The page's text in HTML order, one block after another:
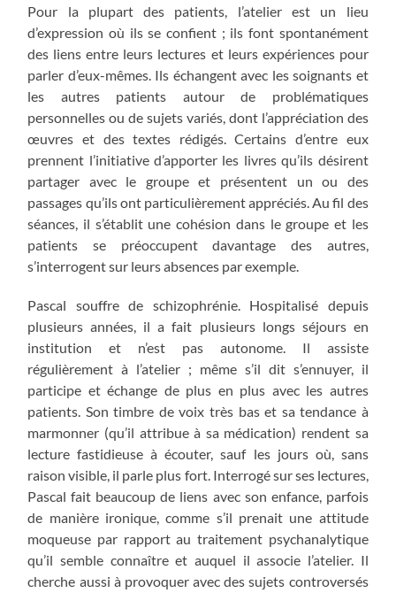
Pour la plupart des patients, l’atelier est un lieu
d’expression où ils se confient ; ils font spontanément
des liens entre leurs lectures et leurs expériences pour
parler d’eux-mêmes. Ils échangent avec les soignants et
les autres patients autour de problématiques
personnelles ou de sujets variés, dont l’appréciation des
œuvres et des textes rédigés. Certains d’entre eux
prennent l’initiative d’apporter les livres qu’ils désirent
partager avec le groupe et présentent un ou des
passages qu’ils ont particulièrement appréciés. Au fil des
séances, il s’établit une cohésion dans le groupe et les
patients se préoccupent davantage des autres,
s’interrogent sur leurs absences par exemple.
Pascal souffre de schizophrénie. Hospitalisé depuis
plusieurs années, il a fait plusieurs longs séjours en
institution et n’est pas autonome. Il assiste
régulièrement à l’atelier ; même s’il dit s’ennuyer, il
participe et échange de plus en plus avec les autres
patients. Son timbre de voix très bas et sa tendance à
marmonner (qu’il attribue à sa médication) rendent sa
lecture fastidieuse à écouter, sauf les jours où, sans
raison visible, il parle plus fort. Interrogé sur ses lectures,
Pascal fait beaucoup de liens avec son enfance, parfois
de manière ironique, comme s’il prenait une attitude
moqueuse par rapport au traitement psychanalytique
qu’il semble connaître et auquel il associe l’atelier. Il
cherche aussi à provoquer avec des sujets controversés